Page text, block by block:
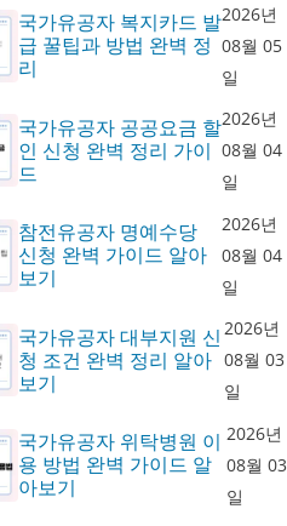
국가유공자 복지카드 발
급 꿀팁과 방법 완벽 정
리
2026년
08월 05
일
국가유공자 공공요금 할
인 신청 완벽 정리 가이
드
2026년
08월 04
일
참전유공자 명예수당
신청 완벽 가이드 알아
보기
2026년
08월 04
일
국가유공자 대부지원 신
청 조건 완벽 정리 알아
보기
2026년
08월 03
일
국가유공자 위탁병원 이
용 방법 완벽 가이드 알
아보기
2026년
08월 03
일